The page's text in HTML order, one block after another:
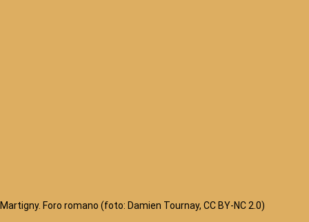
Martigny. Foro romano (foto: Damien Tournay, CC BY-NC 2.0)